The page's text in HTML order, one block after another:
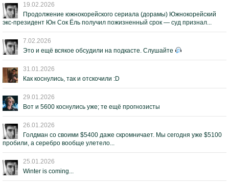
19.02.2026
Продолжение южнокорейского сериала (дорамы) Южнокорейский
экс-президент Юн Сок Ёль получил пожизненный срок — суд признал...
7.02.2026
Это и ещё всякое обсудили на подкасте. Слушайте
31.01.2026
Как коснулись, так и отскочили :D
29.01.2026
Вот и 5600 коснулись уже; те ещё прогнозисты
26.01.2026
Голдман со своими $5400 даже скромничает. Мы сегодня уже $5100
пробили, а серебро вообще улетело...
25.01.2026
Winter is coming...